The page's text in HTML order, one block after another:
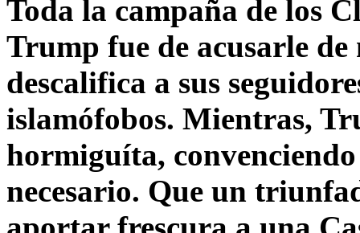
Toda la campaña de los
Trump fue de acusarle
descalifica a sus
islamófobos. Mientras,
hormiguíta,
necesario. Que un